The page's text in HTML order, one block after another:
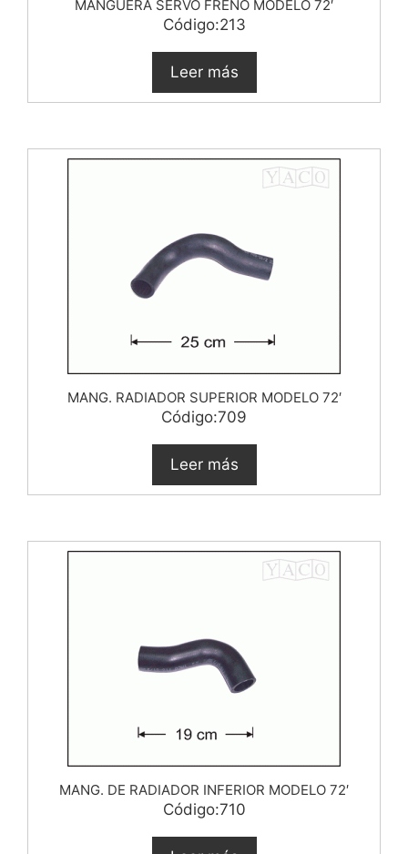
MANGUERA SERVO FRENO MODELO 72′
Código:213
Leer más
MANG. RADIADOR SUPERIOR MODELO 72′
Código:709
Leer más
MANG. DE RADIADOR INFERIOR MODELO 72′
Código:710